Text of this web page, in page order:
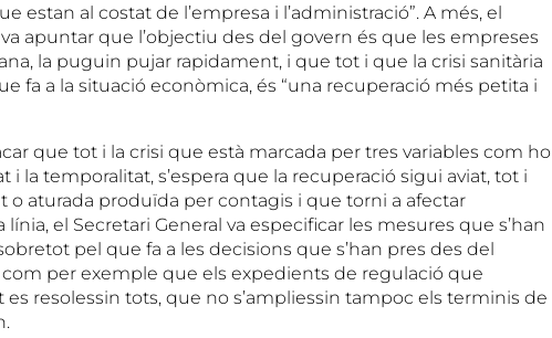
estan al costat de l’empresa i l’administració”. A més, el
apuntar que l’objectiu des del govern és que les empreses
la puguin pujar rapidament, i que tot i que la crisi sanitària
fa a la situació econòmica, és “una recuperació més petita i
que tot i la crisi que està marcada per tres variables com ho
i la temporalitat, s’espera que la recuperació sigui aviat, tot i
aturada produïda per contagis i que torni a afectar
línia, el Secretari General va especificar les mesures que s’han
pel que fa a les decisions que s’han pres des del
per exemple que els expedients de regulació que
resolessin tots, que no s’ampliessin tampoc els terminis de